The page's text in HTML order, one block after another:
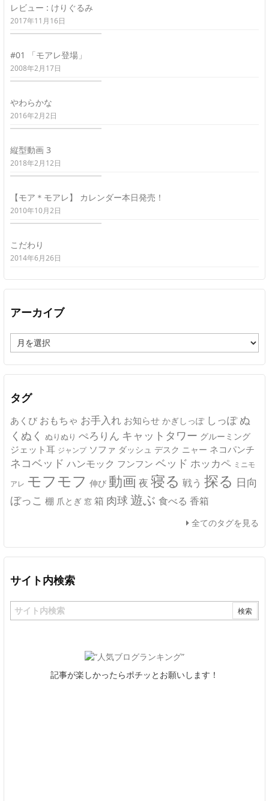
レビュー : けりぐるみ
2017年11月16日
#01 「モアレ登場」
2008年2月17日
やわらかな
2016年2月2日
縦型動画 3
2018年2月12日
【モア＊モアレ】 カレンダー本日発売！
2010年10月2日
こだわり
2014年6月26日
アーカイブ
ー
カ
イ
タグ
あくび おもちゃ お手入れ お知らせ かぎしっぽ しっぽ ぬ
くぬく ぬりぬり ぺろりん キャットタワー グルーミング
ジェット耳 ジャンプ ソファ ダッシュ デスク ニャー ネコパンチ
ネコベッド ハンモック フンフン ベッド ホッカペ ミニモ
アレ モフモフ 伸び 動画 夜 寝る 戦う 探る 日向
ぼっこ 棚 爪とぎ 窓 箱 肉球 遊ぶ 食べる 香箱
全てのタグを見る
サイト内検索
記事が楽しかったらポチッとお願いします！